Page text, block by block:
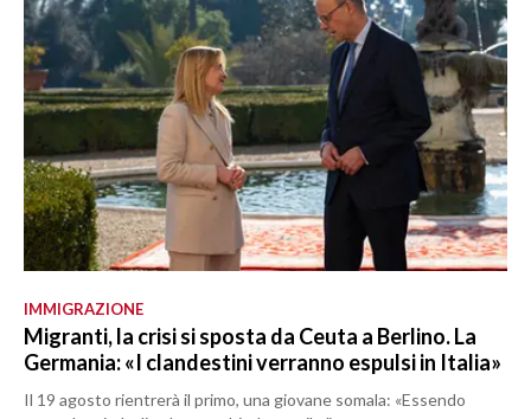
IMMIGRAZIONE
Migranti, la crisi si sposta da Ceuta a Berlino. La
Germania: «I clandestini verranno espulsi in Italia»
Il 19 agosto rientrerà il primo, una giovane somala: «Essendo